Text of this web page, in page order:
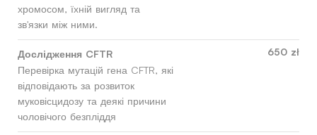
хромосом, їхній вигляд та
зв'язки між ними.
Дослідження CFTR
Перевірка мутацій гена CFTR, які
відповідають за розвиток
муковісцидозу та деякі причини
чоловічого безпліддя
650 zł